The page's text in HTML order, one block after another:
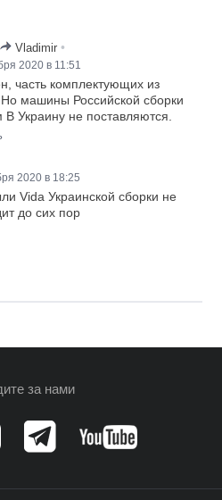
Vladimir •
2020 в 11:51
часть комплектующих из
машины Российской сборки
В Украину не поставляются.
2020 в 18:25
Vida Украинской сборки не
до сих пор
за нами